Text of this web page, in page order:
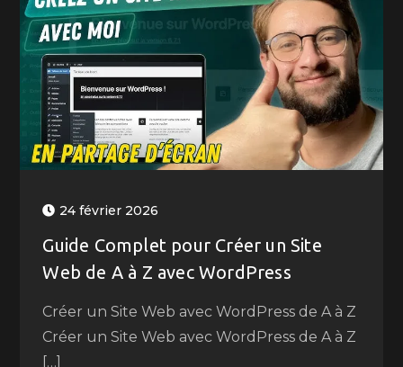
24 février 2026
Guide Complet pour Créer un Site
Web de A à Z avec WordPress
Créer un Site Web avec WordPress de A à Z
Créer un Site Web avec WordPress de A à Z
[…]